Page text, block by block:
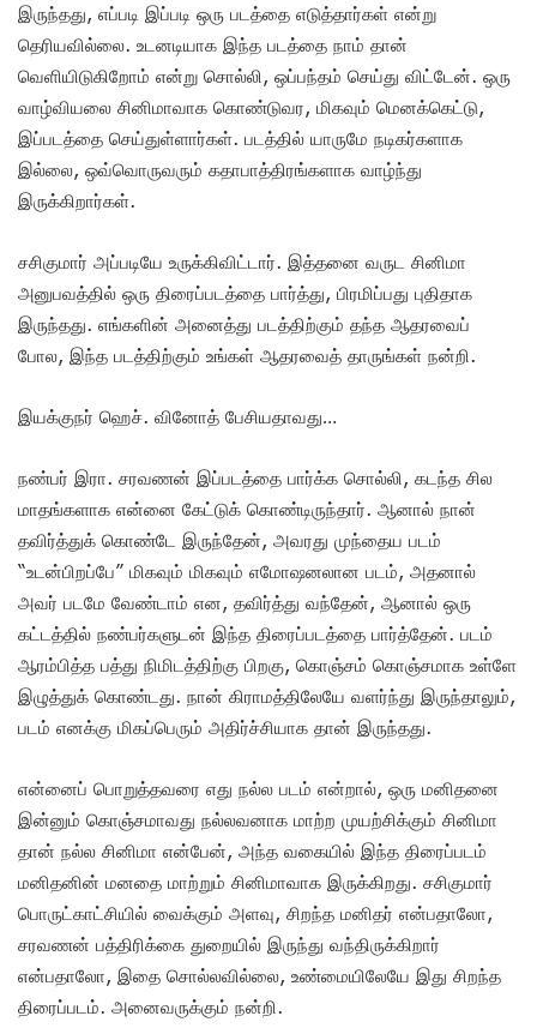
இருந்தது, எப்படி இப்படி ஒரு படத்தை எடுத்தார்கள் என்று
தெரியவில்லை. உடனடியாக இந்த படத்தை நாம் தான்
வெளியிடுகிறோம் என்று சொல்லி, ஒப்பந்தம் செய்து விட்டேன். ஒரு
வாழ்வியலை சினிமாவாக கொண்டுவர, மிகவும் மெனக்கெட்டு,
இப்படத்தை செய்துள்ளார்கள். படத்தில் யாருமே நடிகர்களாக
இல்லை, ஒவ்வொருவரும் கதாபாத்திரங்களாக வாழ்ந்து
இருக்கிறார்கள்.
சசிகுமார் அப்படியே உருக்கிவிட்டார். இத்தனை வருட சினிமா
அனுபவத்தில் ஒரு திரைப்படத்தை பார்த்து, பிரமிப்பது புதிதாக
இருந்தது. எங்களின் அனைத்து படத்திற்கும் தந்த ஆதரவைப்
போல, இந்த படத்திற்கும் உங்கள் ஆதரவைத் தாருங்கள் நன்றி.
இயக்குநர் ஹெச். வினோத் பேசியதாவது…
நண்பர் இரா. சரவணன் இப்படத்தை பார்க்க சொல்லி, கடந்த சில
மாதங்களாக என்னை கேட்டுக் கொண்டிருந்தார். ஆனால் நான்
தவிர்த்துக் கொண்டே இருந்தேன், அவரது முந்தைய படம்
“உடன்பிறப்பே” மிகவும் மிகவும் எமோஷனலான படம், அதனால்
அவர் படமே வேண்டாம் என, தவிர்த்து வந்தேன், ஆனால் ஒரு
கட்டத்தில் நண்பர்களுடன் இந்த திரைப்படத்தை பார்த்தேன். படம்
ஆரம்பித்த பத்து நிமிடத்திற்கு பிறகு, கொஞ்சம் கொஞ்சமாக உள்ளே
இழுத்துக் கொண்டது. நான் கிராமத்திலேயே வளர்ந்து இருந்தாலும்,
படம் எனக்கு மிகப்பெரும் அதிர்ச்சியாக தான் இருந்தது.
என்னைப் பொறுத்தவரை எது நல்ல படம் என்றால், ஒரு மனிதனை
இன்னும் கொஞ்சமாவது நல்லவனாக மாற்ற முயற்சிக்கும் சினிமா
தான் நல்ல சினிமா என்பேன், அந்த வகையில் இந்த திரைப்படம்
மனிதனின் மனதை மாற்றும் சினிமாவாக இருக்கிறது. சசிகுமார்
பொருட்காட்சியில் வைக்கும் அளவு, சிறந்த மனிதர் என்பதாலோ,
சரவணன் பத்திரிக்கை துறையில் இருந்து வந்திருக்கிறார்
என்பதாலோ, இதை சொல்லவில்லை, உண்மையிலேயே இது சிறந்த
திரைப்படம். அனைவருக்கும் நன்றி.